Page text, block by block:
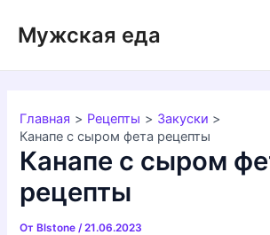
содержимому
Мужская еда
Главная Рецепты
Закуски
Канапе с сыром фета рецепты
Канапе с сыром
рецепты
ОтBlstone /21.06.2023